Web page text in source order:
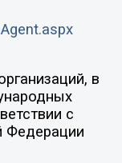
в
с
Федерации